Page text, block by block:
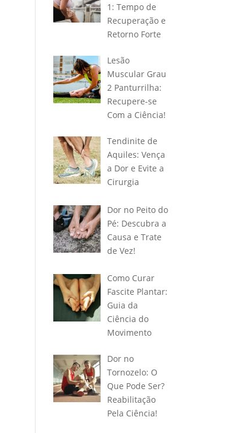
1: Tempo de
Recuperação e
Retorno Forte
Lesão
Muscular Grau
2 Panturrilha:
Recupere-se
Com a Ciência!
Tendinite de
Aquiles: Vença
a Dor e Evite a
Cirurgia
Dor no Peito do
Pé: Descubra a
Causa e Trate
de Vez!
Como Curar
Fascite Plantar:
Guia da
Ciência do
Movimento
Dor no
Tornozelo: O
Que Pode Ser?
Reabilitação
Pela Ciência!